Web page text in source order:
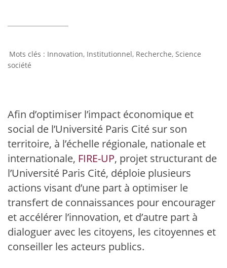
Innovation, Institutionnel, Recherche, Science
société
Afin d’optimiser l’impact économique et
social de l’Université Paris Cité sur son
territoire, à l’échelle régionale, nationale et
internationale, FIRE-UP, projet structurant de
l’Université Paris Cité, déploie plusieurs
actions visant d’une part à optimiser le
transfert de connaissances pour encourager
et accélérer l’innovation, et d’autre part à
dialoguer avec les citoyens, les citoyennes et
conseiller les acteurs publics.